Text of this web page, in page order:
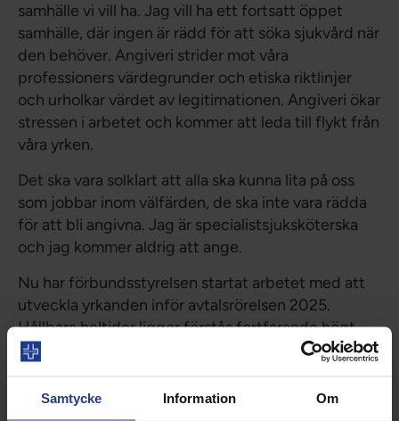
Samtycke Information Om
samhälle vi vill ha. Jag vill ha ett fortsatt öppet
samhälle, där ingen är rädd för att söka sjukvård när
den behöver. Angiveri strider mot våra
professioners värdegrunder och etiska riktlinjer
och urholkar värdet av legitimationen. Angiveri ökar
stressen i arbetet och kommer att leda till flykt från
våra yrken.
Det ska vara solklart att alla ska kunna lita på oss
som jobbar inom välfärden, de ska inte vara rädda
för att bli angivna. Jag är specialistsjuksköterska
och jag kommer aldrig att ange.
Nu har förbundsstyrelsen startat arbetet med att
utveckla yrkanden inför avtalsrörelsen 2025.
Hållbara heltider ligger förstås fortfarande högt
upp på dagordningen liksom en god
skickat ut en enkät med frågor om arbetstider som
5000 medlemmar har svarat på. Det tackar vi för!